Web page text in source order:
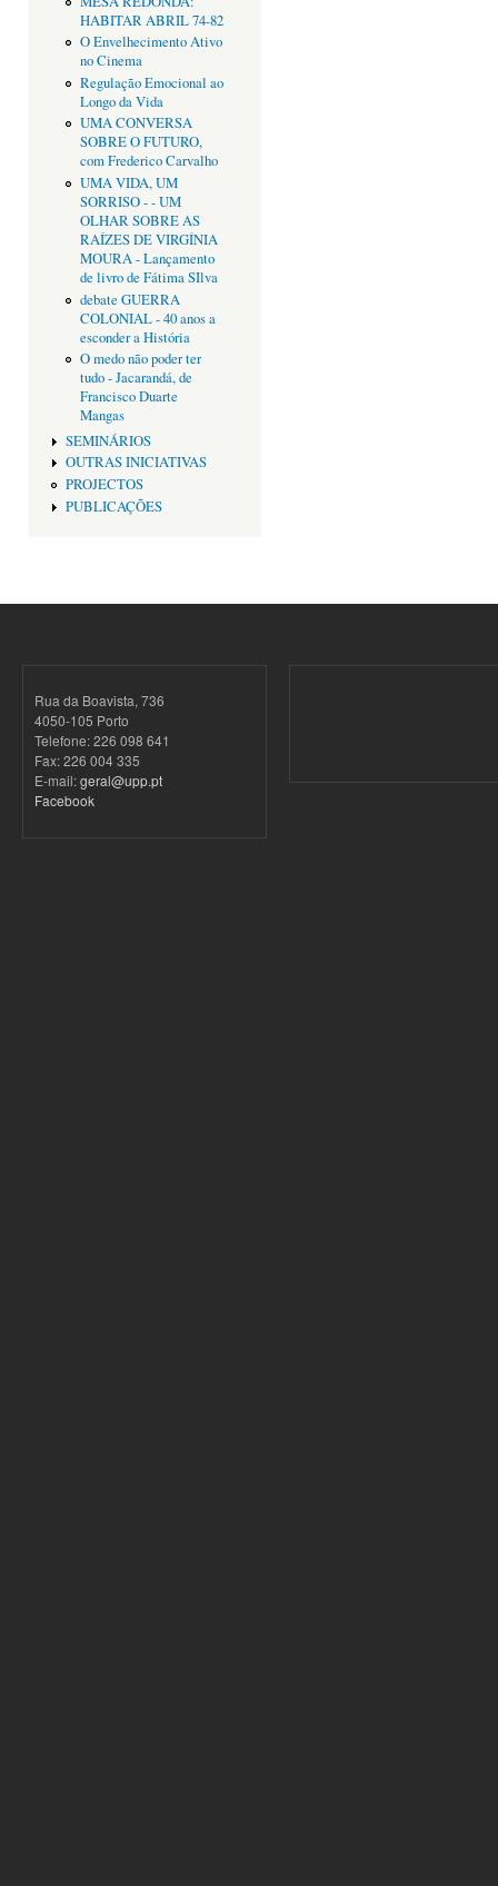
HABITAR ABRIL 74-82
O Envelhecimento Ativo
no Cinema
Regulação Emocional ao
Longo da Vida
UMA CONVERSA
SOBRE O FUTURO,
com Frederico Carvalho
UMA VIDA, UM
SORRISO - - UM
OLHAR SOBRE AS
RAÍZES DE VIRGÍNIA
MOURA - Lançamento
de livro de Fátima SIlva
debate GUERRA
COLONIAL - 40 anos a
esconder a História
O medo não poder ter
tudo - Jacarandá, de
Francisco Duarte
Mangas
SEMINÁRIOS
OUTRAS INICIATIVAS
PROJECTOS
PUBLICAÇÕES
Rua da Boavista, 736
4050-105 Porto
Telefone: 226 098 641
Fax: 226 004 335
E-mail:geral@upp.pt
Facebook